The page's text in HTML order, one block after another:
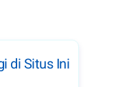
di Situs Ini